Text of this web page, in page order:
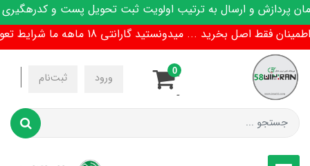
و ارسال به ترتیب اولویت ثبت تحویل پست و کدرهگیری
فقط اصل بخرید ... میدونستید گارانتی 18 ماهه ما شرایط تعویض هم داره !
ورود ثبت‌نام
-
-
0